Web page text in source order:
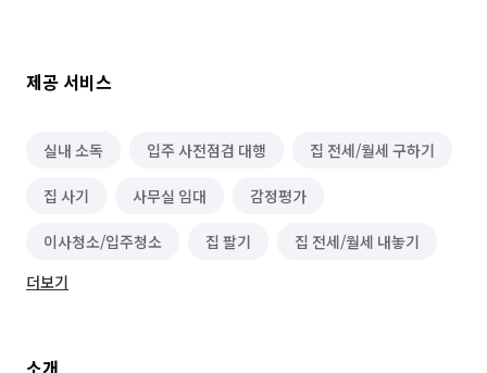
제공 서비스
실내 소독 입주 사전점검 대행 집 전세/월세 구하기
집 사기 사무실 임대 감정평가
이사청소/입주청소 집 팔기
집 전세/월세 내놓기
더보기
소개